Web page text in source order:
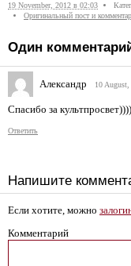
19 November, 2012 в 02:03
Оригинальный пост и
Один
Александр 10
Спасибо за культпросвет))))
Ответить
Напишите
Если хотите, можно
Комментарий